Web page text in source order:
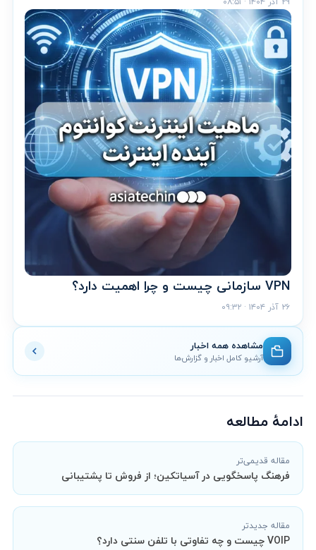
VPN سازمانی چیست و چرا اهمیت دارد؟
۲۶ آذر ۱۴۰۴ · ۰۹:۳۲
مشاهده همه اخبار
آرشیو کامل اخبار و گزارش‌ها
ادامهٔ مطالعه
مقاله قدیمی‌تر
فرهنگ پاسخگویی در آسیاتکین؛ از فروش تا پشتیبانی
مقاله جدیدتر
VOIP چیست و چه تفاوتی با تلفن سنتی دارد؟